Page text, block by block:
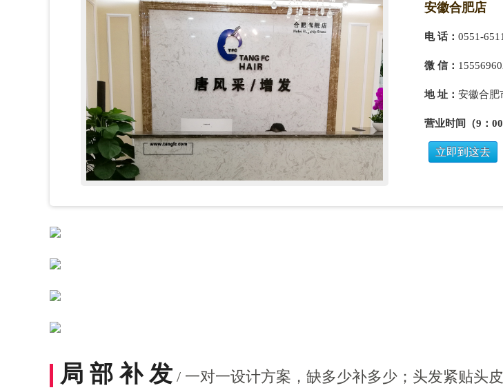
安徽合肥店
电 话： 0551-
微 信：
地 址： 安徽合肥
营业时间（9：
立即到这去
局 部 补 发 / 一对一设计方案，缺多少补多少；头发紧贴头